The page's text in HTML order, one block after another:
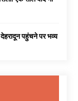
पहुंचने पर भव्य